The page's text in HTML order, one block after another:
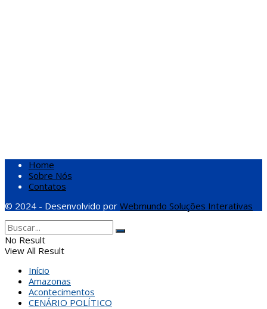
Home
Sobre Nós
Contatos
© 2024 - Desenvolvido por Webmundo Soluções Interativas
No Result
View All Result
Início
Amazonas
Acontecimentos
CENÁRIO POLÍTICO